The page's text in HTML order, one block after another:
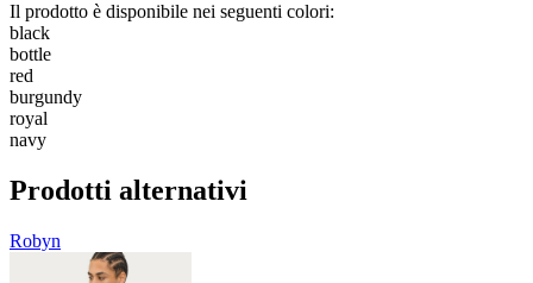
Il prodotto è disponibile nei seguenti colori:
black
bottle
red
burgundy
royal
navy
Prodotti alternativi
Robyn